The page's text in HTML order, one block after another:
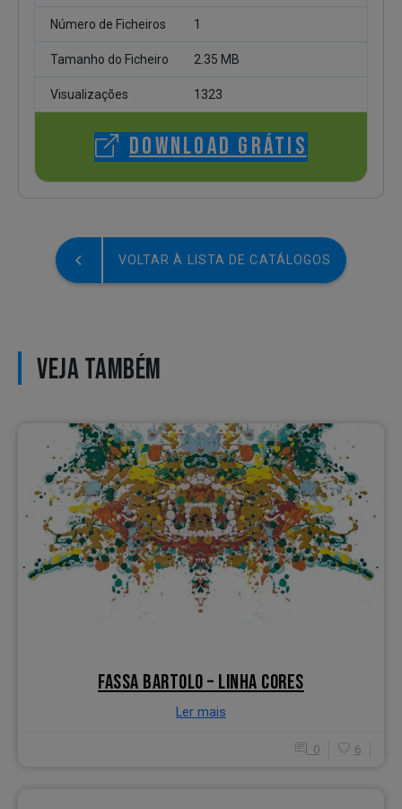
Número de Ficheiros 1
Tamanho do Ficheiro 2.35 MB
Visualizações 1323
DOWNLOAD GRÁTIS
VOLTAR À LISTA DE CATÁLOGOS
VEJA TAMBÉM
FASSA BARTOLO – LINHA CORES
Ler mais
0 6